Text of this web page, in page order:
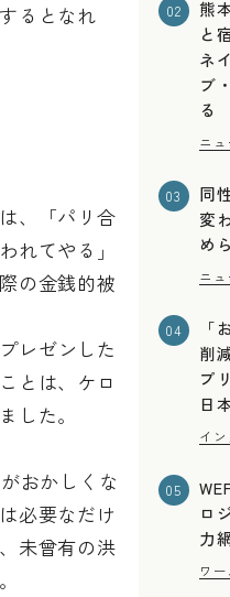
るとなれ
、「パリ合
れてやる」
の金銭的被
レゼンした
とは、ケロ
した。
おかしくな
必要なだけ
未曾有の洪
02
熊
と
ネ
ブ
る
ニュ
03
同
変
め
ニュ
04
「
削
プ
日
イ
05
ロ
力
ワ